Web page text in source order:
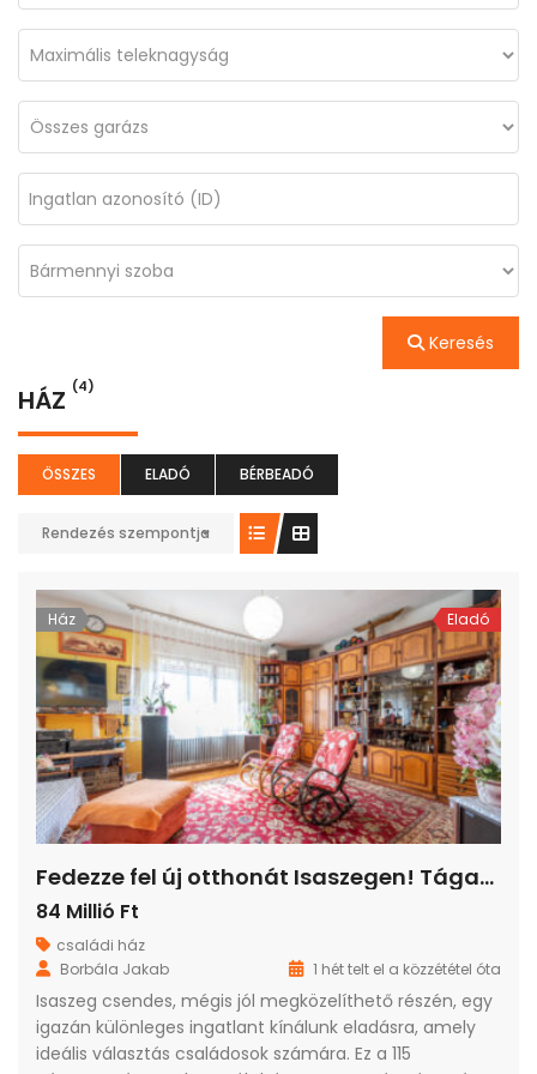
Keresés
HÁZ (4)
ÖSSZES ELADÓ BÉRBEADÓ
Rendezés szempontja
Ház Eladó
Fedezze fel új otthonát Isaszegen! Tágas, 2 lakásos ház várja Önt!
84 Millió Ft
családi ház
Borbála Jakab
1 hét telt el a közzététel óta
Isaszeg csendes, mégis jól megközelíthető részén, egy
igazán különleges ingatlant kínálunk eladásra, amely
ideális választás családosok számára. Ez a 115